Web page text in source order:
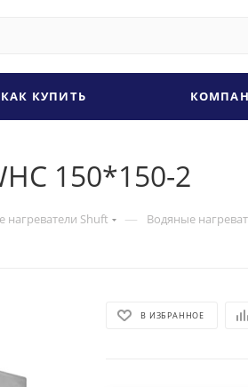
КАК КУПИТЬ
150*150-2
нагреватели Shuft — Водяные
В ИЗБРАННОЕ